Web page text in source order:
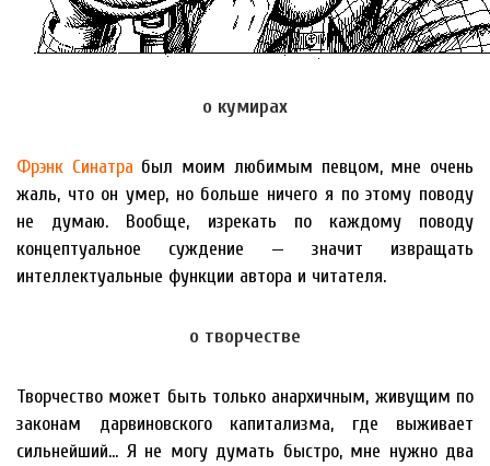
о кумирах
Фрэнк Синатра был моим любимым певцом, мне очень
жаль, что он умер, но больше ничего я по этому поводу
не думаю. Вообще, изрекать по каждому поводу
концептуальное суждение — значит извращать
интеллектуальные функции автора и читателя.
о творчестве
Творчество может быть только анархичным, живущим по
законам дарвиновского капитализма, где выживает
сильнейший… Я не могу думать быстро, мне нужно два